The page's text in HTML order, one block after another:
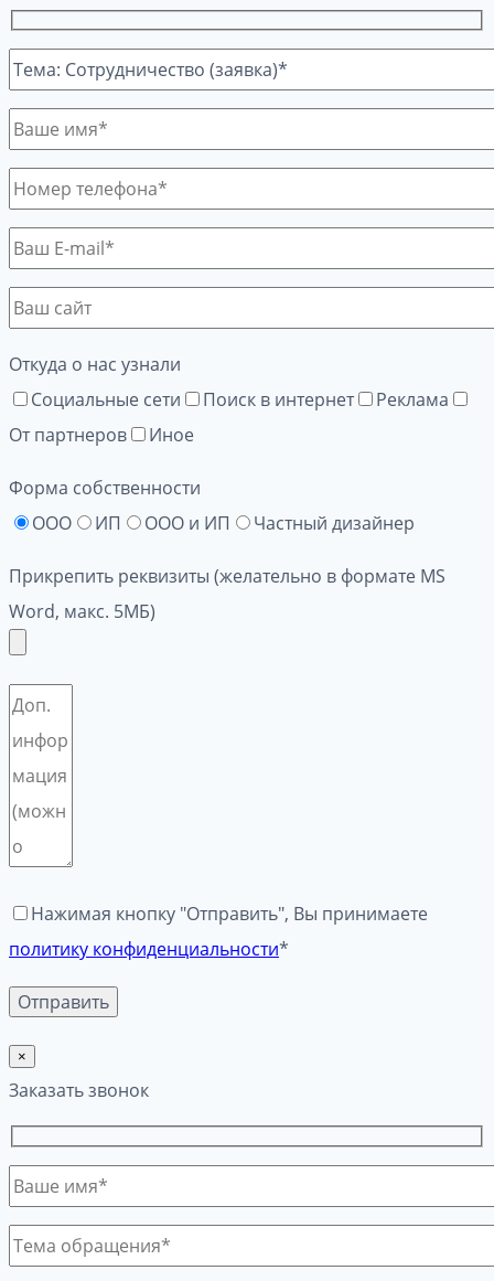
Откуда о нас узнали
Социальные сети
Поиск в интернет
Реклама
От партнеров
Иное
Форма собственности
ООО
ИП ООО и ИП Частный дизайнер
Прикрепить реквизиты (желательно в формате MS
Word, макс. 5МБ)
Нажимая кнопку "Отправить", Вы принимаете
политику конфиденциальности*
×
Заказать звонок